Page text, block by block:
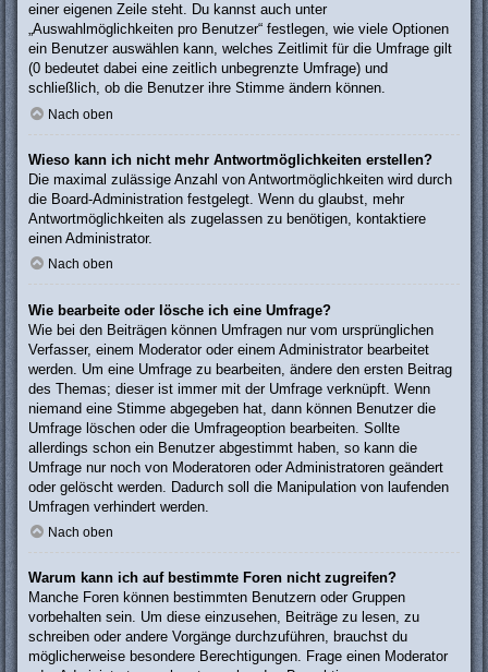
einer eigenen Zeile steht. Du kannst auch unter
„Auswahlmöglichkeiten pro Benutzer“ festlegen, wie viele Optionen
ein Benutzer auswählen kann, welches Zeitlimit für die Umfrage gilt
(0 bedeutet dabei eine zeitlich unbegrenzte Umfrage) und
schließlich, ob die Benutzer ihre Stimme ändern können.
Nach oben
Wieso kann ich nicht mehr Antwortmöglichkeiten erstellen?
Die maximal zulässige Anzahl von Antwortmöglichkeiten wird durch
die Board-Administration festgelegt. Wenn du glaubst, mehr
Antwortmöglichkeiten als zugelassen zu benötigen, kontaktiere
einen Administrator.
Nach oben
Wie bearbeite oder lösche ich eine Umfrage?
Wie bei den Beiträgen können Umfragen nur vom ursprünglichen
Verfasser, einem Moderator oder einem Administrator bearbeitet
werden. Um eine Umfrage zu bearbeiten, ändere den ersten Beitrag
des Themas; dieser ist immer mit der Umfrage verknüpft. Wenn
niemand eine Stimme abgegeben hat, dann können Benutzer die
Umfrage löschen oder die Umfrageoption bearbeiten. Sollte
allerdings schon ein Benutzer abgestimmt haben, so kann die
Umfrage nur noch von Moderatoren oder Administratoren geändert
oder gelöscht werden. Dadurch soll die Manipulation von laufenden
Umfragen verhindert werden.
Nach oben
Warum kann ich auf bestimmte Foren nicht zugreifen?
Manche Foren können bestimmten Benutzern oder Gruppen
vorbehalten sein. Um diese einzusehen, Beiträge zu lesen, zu
schreiben oder andere Vorgänge durchzuführen, brauchst du
möglicherweise besondere Berechtigungen. Frage einen Moderator